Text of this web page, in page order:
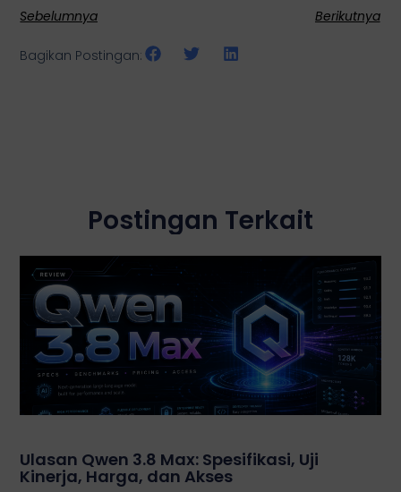
Sebelumnya Berikutnya
Bagikan Postingan:
Postingan Terkait
Ulasan Qwen 3.8 Max: Spesifikasi, Uji
Kinerja, Harga, dan Akses